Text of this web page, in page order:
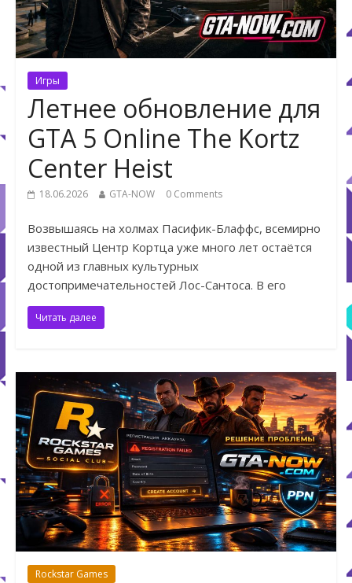
Игры
Летнее обновление для
GTA 5 Online The Kortz
Center Heist
18.06.2026 GTA-NOW 0 Comments
Возвышаясь на холмах Пасифик-Блаффс, всемирно
известный Центр Кортца уже много лет остаётся
одной из главных культурных
достопримечательностей Лос-Сантоса. В его
Читать далее
Rockstar Games